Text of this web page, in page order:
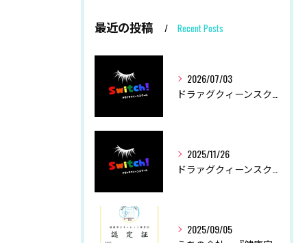
最近の投稿 Recent Posts
2026/07/03
2025/11/26
2025/09/05